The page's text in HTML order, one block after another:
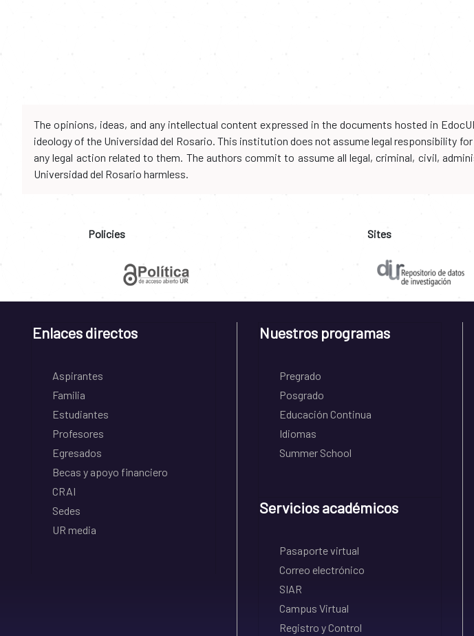
The opinions, ideas, and any intellectual content expressed in the documents hosted in
ideology of the Universidad del Rosario. This institution does not assume legal responsibility
any legal action related to them. The authors commit to assume all legal, criminal, civil,
Universidad del Rosario harmless.
Policies Sites
Enlaces directos
Aspirantes
Familia
Estudiantes
Profesores
Egresados
Becas y apoyo financiero
CRAI
Sedes
UR media
Nuestros programas
Pregrado
Posgrado
Educación Continua
Idiomas
Summer School
Servicios académicos
Pasaporte virtual
Correo electrónico
SIAR
Campus Virtual
Registro y Control